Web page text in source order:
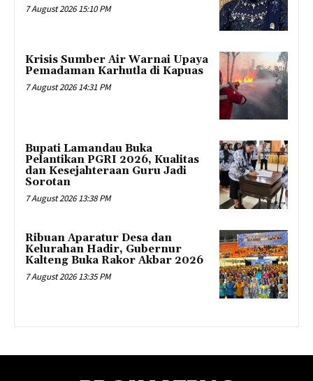
7 August 2026 15:10 PM
Krisis Sumber Air Warnai Upaya
Pemadaman Karhutla di Kapuas
7 August 2026 14:31 PM
Bupati Lamandau Buka
Pelantikan PGRI 2026, Kualitas
dan Kesejahteraan Guru Jadi
Sorotan
7 August 2026 13:38 PM
Ribuan Aparatur Desa dan
Kelurahan Hadir, Gubernur
Kalteng Buka Rakor Akbar 2026
7 August 2026 13:35 PM